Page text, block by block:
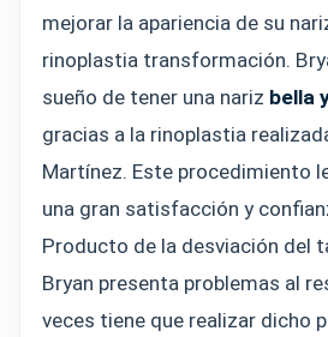
mejorar la apariencia de su
rinoplastia transformación.
sueño de tener una nariz bella
gracias a la rinoplastia
Martínez. Este procedimiento
una gran satisfacción y
Producto de la desviación del
Bryan presenta problemas al
veces tiene que realizar dicho